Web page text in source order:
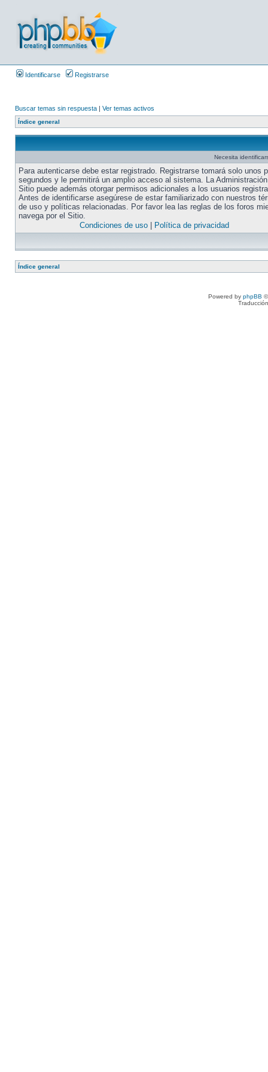
Identificarse Registrarse
Buscar temas sin respuesta | Ver temas activos
Índice general
Necesita
Para autenticarse debe estar registrado. Registrarse tomará solo unos
segundos y le permitirá un amplio acceso al sistema. La
Sitio puede además otorgar permisos adicionales a los usuarios
Antes de identificarse asegúrese de estar familiarizado con nuestros
de uso y políticas relacionadas. Por favor lea las reglas de los foros
navega por el Sitio.
Condiciones de uso| Política de privacidad
Índice general
Powered by phpBB